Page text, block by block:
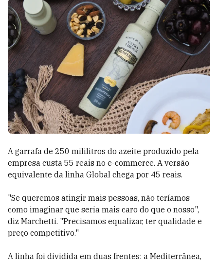
A garrafa de 250 mililitros do azeite produzido pela
empresa custa 55 reais no e-commerce. A versão
equivalente da linha Global chega por 45 reais.
"Se queremos atingir mais pessoas, não teríamos
como imaginar que seria mais caro do que o nosso",
diz Marchetti. "Precisamos equalizar, ter qualidade e
preço competitivo."
A linha foi dividida em duas frentes: a Mediterrânea,